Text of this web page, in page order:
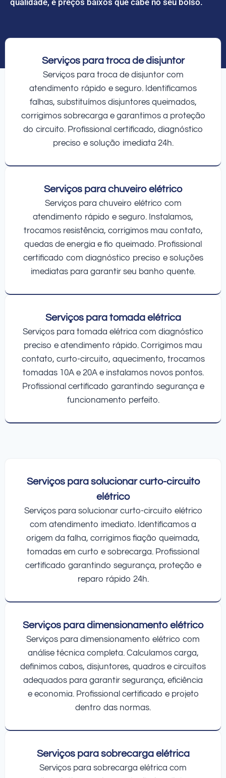
Serviços para troca de disjuntor
Serviços para troca de disjuntor com
atendimento rápido e seguro. Identificamos
falhas, substituímos disjuntores queimados,
corrigimos sobrecarga e garantimos a proteção
do circuito. Profissional certificado, diagnóstico
preciso e solução imediata 24h.
Serviços para chuveiro elétrico
Serviços para chuveiro elétrico com
atendimento rápido e seguro. Instalamos,
trocamos resistência, corrigimos mau contato,
quedas de energia e fio queimado. Profissional
certificado com diagnóstico preciso e soluções
imediatas para garantir seu banho quente.
Serviços para tomada elétrica
Serviços para tomada elétrica com diagnóstico
preciso e atendimento rápido. Corrigimos mau
contato, curto-circuito, aquecimento, trocamos
tomadas 10A e 20A e instalamos novos pontos.
Profissional certificado garantindo segurança e
funcionamento perfeito.
Serviços para solucionar curto-circuito
elétrico
Serviços para solucionar curto-circuito elétrico
com atendimento imediato. Identificamos a
origem da falha, corrigimos fiação queimada,
tomadas em curto e sobrecarga. Profissional
certificado garantindo segurança, proteção e
reparo rápido 24h.
Serviços para dimensionamento elétrico
Serviços para dimensionamento elétrico com
análise técnica completa. Calculamos carga,
definimos cabos, disjuntores, quadros e circuitos
adequados para garantir segurança, eficiência
e economia. Profissional certificado e projeto
dentro das normas.
Serviços para sobrecarga elétrica
Serviços para sobrecarga elétrica com